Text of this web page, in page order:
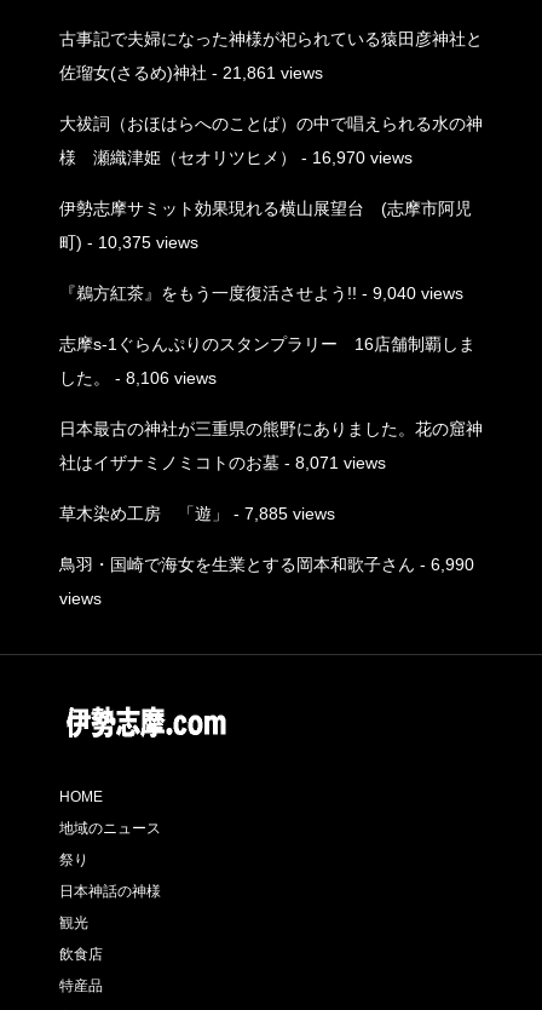
古事記で夫婦になった神様が祀られている猿田彦神社と
佐瑠女(さるめ)神社 - 21,861 views
大祓詞（おほはらへのことば）の中で唱えられる水の神
様 瀬織津姫（セオリツヒメ）
- 16,970 views
伊勢志摩サミット効果現れる横山展望台 (志摩市阿児
町) - 10,375 views
『鵜方紅茶』をもう一度復活させよう!! - 9,040 views
志摩s-1ぐらんぷりのスタンプラリー 16店舗制覇しま
した。
- 8,106 views
日本最古の神社が三重県の熊野にありました。花の窟神
社はイザナミノミコトのお墓 - 8,071 views
草木染め工房 「遊」 - 7,885 views
鳥羽・国崎で海女を生業とする岡本和歌子さん - 6,990
views
HOME
地域のニュース
祭り
日本神話の神様
観光
飲食店
特産品